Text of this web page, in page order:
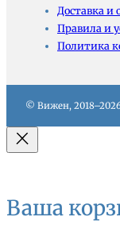
Доставка и
Правила и
Политика
© Вижен,
Ваша